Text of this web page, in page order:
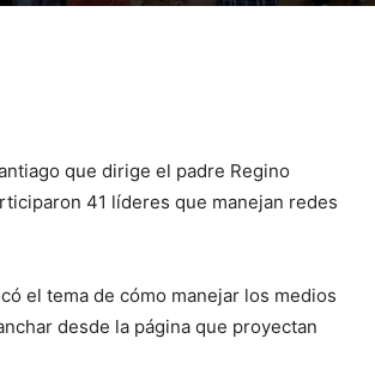
que dirige el padre Regino
41 líderes que manejan redes
el tema de cómo manejar los medios
desde la página que proyectan